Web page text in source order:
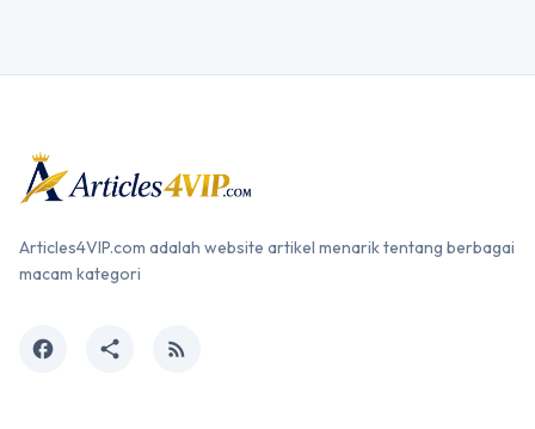
Articles4VIP.com adalah website artikel menarik tentang berbagai
macam kategori
facebook share rss_feed